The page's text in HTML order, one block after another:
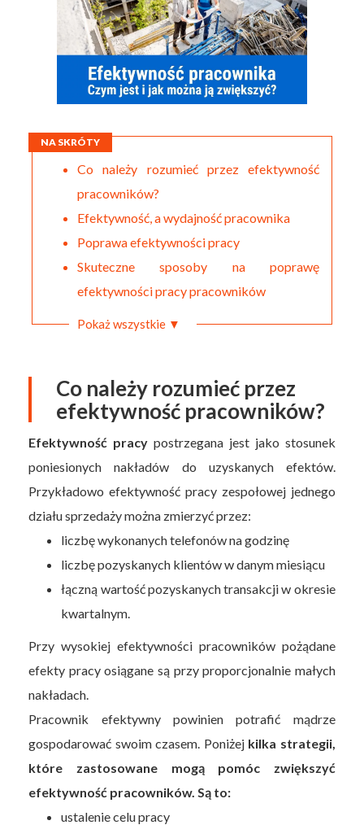
NA SKRÓTY
Co należy rozumieć przez efektywność
pracowników?
Efektywność, a wydajność pracownika
Poprawa efektywności pracy
Skuteczne sposoby na poprawę
efektywności pracy pracowników
Pokaż wszystkie ▼
Co należy rozumieć przez
efektywność pracowników?
Efektywność pracy postrzegana jest jako stosunek
poniesionych nakładów do uzyskanych efektów.
Przykładowo efektywność pracy zespołowej jednego
działu sprzedaży można zmierzyć przez:
liczbę wykonanych telefonów na godzinę
liczbę pozyskanych klientów w danym miesiącu
łączną wartość pozyskanych transakcji w okresie
kwartalnym.
Przy wysokiej efektywności pracowników pożądane
efekty pracy osiągane są przy proporcjonalnie małych
nakładach.
Pracownik efektywny powinien potrafić mądrze
gospodarować swoim czasem. Poniżej kilka strategii,
które zastosowane mogą pomóc zwiększyć
efektywność pracowników. Są to:
ustalenie celu pracy